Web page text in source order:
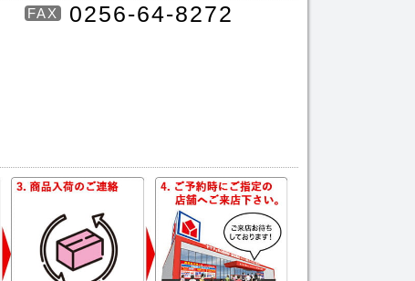
FAX 0256-64-8272